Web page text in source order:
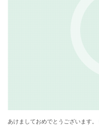
あけましておめでとうございます